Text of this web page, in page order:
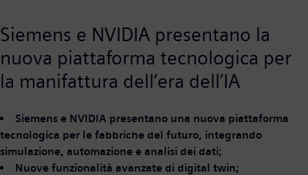
Siemens e NVIDIA presentano la
nuova piattaforma tecnologica per
la manifattura dell’era dell’IA
Siemens e NVIDIA presentano una nuova piattaforma
tecnologica per le fabbriche del futuro, integrando
simulazione, automazione e analisi dei dati;
Nuove funzionalità avanzate di digital twin;